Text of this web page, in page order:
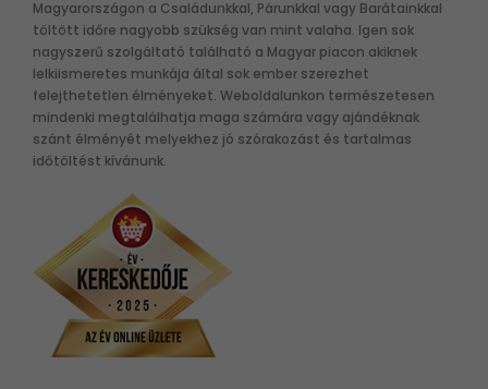
Magyarországon a Családunkkal, Párunkkal vagy Barátainkkal
töltött időre nagyobb szükség van mint valaha. Igen sok
nagyszerű szolgáltató található a Magyar piacon akiknek
lelkiismeretes munkája által sok ember szerezhet
felejthetetlen élményeket. Weboldalunkon természetesen
mindenki megtalálhatja maga számára vagy ajándéknak
szánt élményét melyekhez jó szórakozást és tartalmas
időtöltést kívánunk.